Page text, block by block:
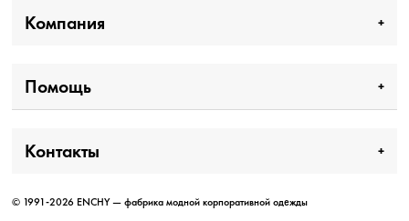
Компания
Помощь
Контакты
© 1991-2026 ENCHY — фабрика модной корпоративной одежды